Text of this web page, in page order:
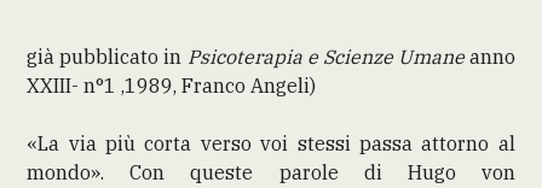
già pubblicato in Psicoterapia e Scienze Umaneanno
XXIII- n°1 ,1989, Franco Angeli)
«La via più corta verso voi stessi passa attorno al
mondo». Con queste parole di Hugo von